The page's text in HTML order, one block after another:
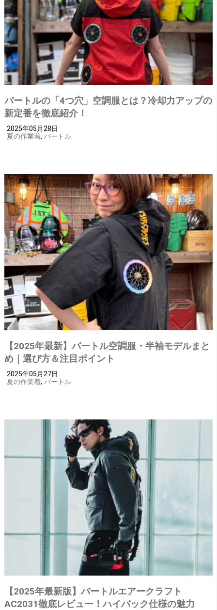
バートルの「4つ穴」空調服とは？冷却力アップの
新定番を徹底紹介！
2025年05月28日
夏の作業着, バートル
【2025年最新】バートル空調服・半袖モデルまと
め｜選び方＆注目ポイント
2025年05月27日
夏の作業着, バートル
【2025年最新版】バートルエアークラフト
AC2031徹底レビュー！ハイバック仕様の魅力